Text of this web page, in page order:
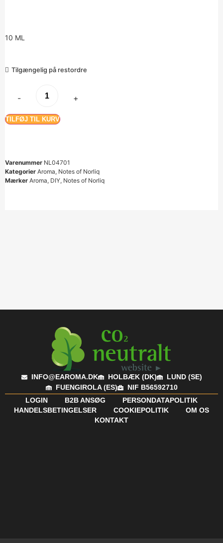
10 ML
Tilgængelig på restordre
- +
TILFØJ TIL KURV
Varenummer NL04701
Kategorier Aroma, Notes of Norliq
Mærker Aroma, DIY, Notes of Norliq
INFO@EAROMA.DK HOLBÆK (DK)
LUND (SE)
FUENGIROLA (ES)
NIF B56592710
LOGIN
B2B ANSØG
PERSONDATAPOLITIK
HANDELSBETINGELSER
COOKIEPOLITIK
OM OS
KONTAKT